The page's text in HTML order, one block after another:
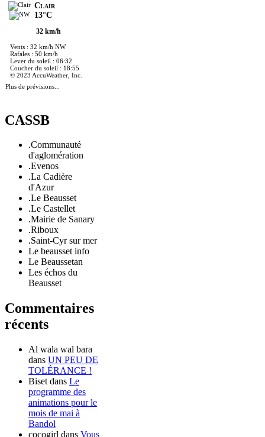
Clair
13°C
32 km/h
Vents : 32 km/h NW
Rafales : 50 km/h
Lever du soleil : 06:32
Coucher du soleil : 18:55
© 2023 AccuWeather, Inc.
Plus de prévisions...
CASSB
.Communauté
d'aglomération
.Evenos
.La Cadière
d'Azur
.Le Beausset
.Le Castellet
.Mairie de Sanary
.Riboux
.Saint-Cyr sur mer
Le beausset info
Le Beaussetan
Les échos du
Beausset
Commentaires
récents
Al wala wal bara
dans UN PEU DE
TOLÉRANCE !
Biset dans Le
programme des
animations pour le
mois de mai à
Bandol
cocogirl dans Vous